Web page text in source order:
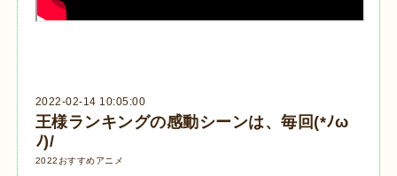
2022-02-14 10:05:00
王様ランキングの感動シーンは、毎回(*ﾉω
ﾉ)/
2022おすすめアニメ